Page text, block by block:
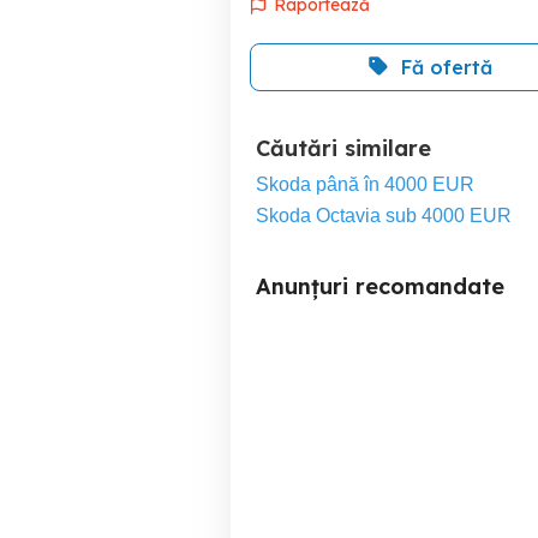
Raportează
Fă ofertă
Căutări similare
Skoda până în 4000 EUR
Skoda Octavia sub 4000 EUR
Anunțuri recomandate